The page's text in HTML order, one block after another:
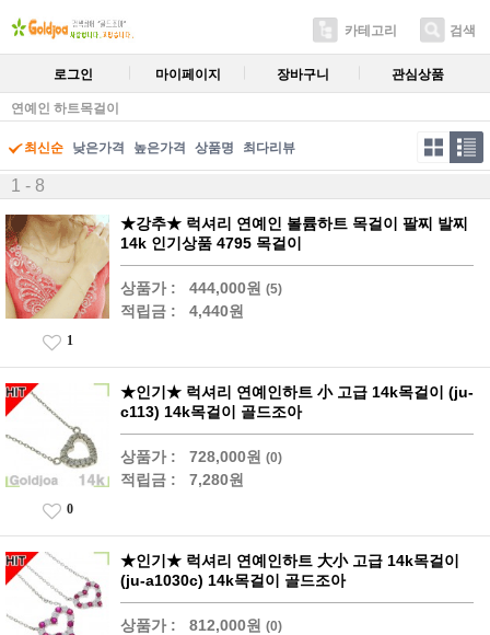
카테고리 검색
로그인 마이페이지 장바구니 관심상품
연예인 하트목걸이
최신순 낮은가격 높은가격 상품명 최다리뷰
1 - 8
★강추★ 럭셔리 연예인 볼륨하트 목걸이 팔찌 발찌
14k 인기상품 4795 목걸이
상품가 : 444,000원 (5)
적립금 : 4,440원
1
★인기★ 럭셔리 연예인하트 小 고급 14k목걸이 (ju-
c113) 14k목걸이 골드조아
상품가 : 728,000원 (0)
적립금 : 7,280원
0
★인기★ 럭셔리 연예인하트 大小 고급 14k목걸이
(ju-a1030c) 14k목걸이 골드조아
상품가 : 812,000원 (0)